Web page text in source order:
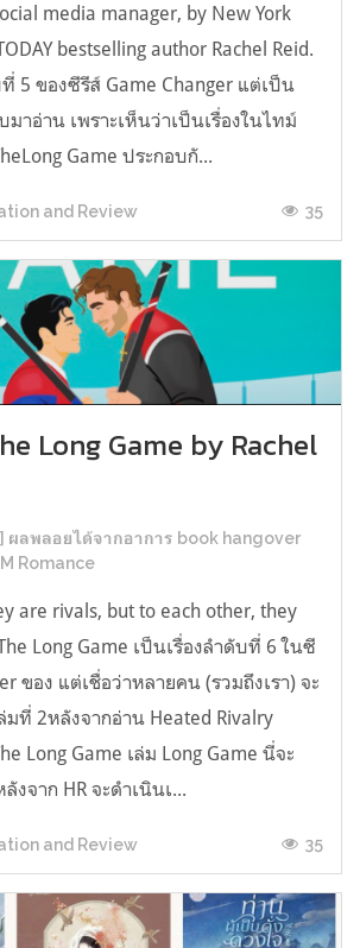
media manager, by New York
bestselling author Rachel Reid.
5 ของซีรีส์ Game Changer แต่เป็น
มาอ่าน เพราะเห็นว่าเป็นเรื่องในไทม์
Game ประกอบกั...
and Review 35
Long Game by Rachel
ผลพลอยได้จากอาการ book hangover
Romance
are rivals, but to each other, they
Long Game เป็นเรื่องลำดับที่ 6 ในซี
ของ แต่เชื่อว่าหลายคน (รวมถึงเรา) จะ
ที่ 2หลังจากอ่าน Heated Rivalry
Long Game เล่ม Long Game นี่จะ
จาก HR จะดำเนินเ...
and Review 35